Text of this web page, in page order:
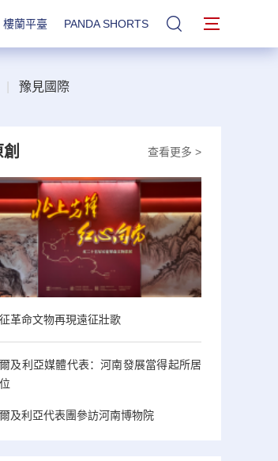
樓蘭平臺 PANDA SHORTS 站內搜索
豫見國際
查看更多 >
革命文物再現遠征壯歌
及利亞媒體代表：河南發展當得起所居
及利亞代表團參訪河南博物院